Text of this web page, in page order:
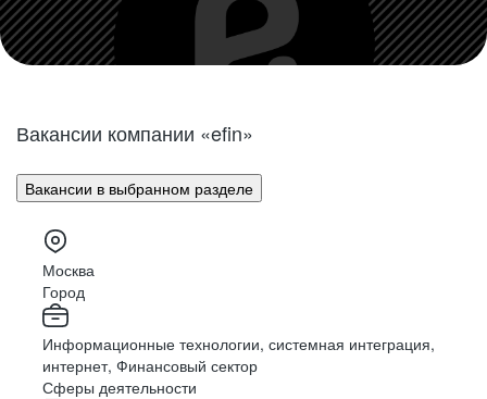
Вакансии компании «efin»
Вакансии в выбранном разделе
Москва
Город
Информационные технологии, системная интеграция,
интернет, Финансовый сектор
Сферы деятельности